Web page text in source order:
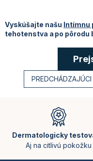
Vyskúšajte našu Intímnu
tehotenstva a po pôrodu
Dermatologicky
Aj na citlivú pokožku